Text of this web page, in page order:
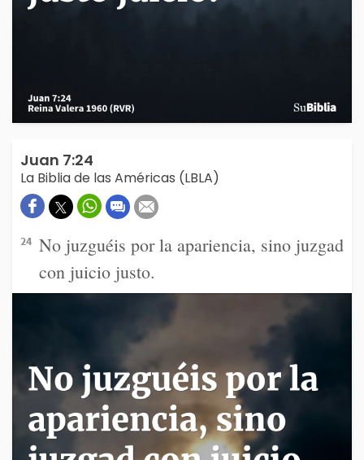
Juan 7:24
La Biblia de las Américas (LBLA)
24 No juzguéis por la apariencia, sino juzgad
con juicio justo.